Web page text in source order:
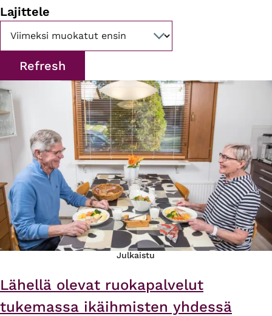
Lajittele
Julkaistu
Lähellä olevat ruokapalvelut
tukemassa ikäihmisten yhdessä